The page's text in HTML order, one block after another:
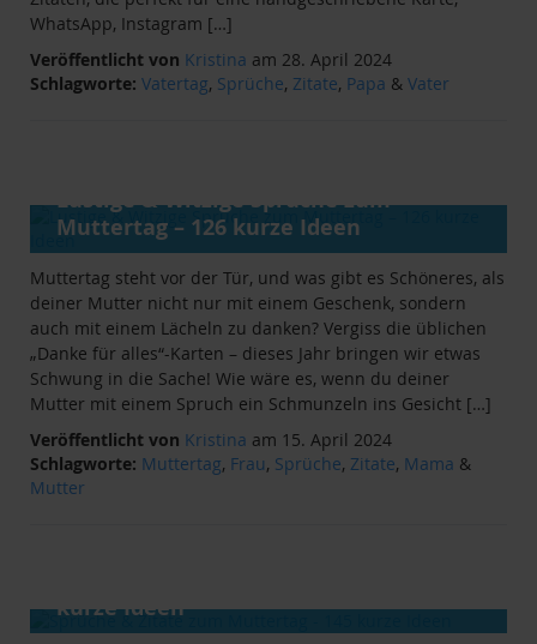
WhatsApp, Instagram […]
Veröffentlicht von Kristina am 28. April 2024
Schlagworte: Vatertag, Sprüche, Zitate, Papa & Vater
Lustige & Witzige Sprüche zum
Muttertag – 126 kurze Ideen
Muttertag steht vor der Tür, und was gibt es Schöneres, als
deiner Mutter nicht nur mit einem Geschenk, sondern
auch mit einem Lächeln zu danken? Vergiss die üblichen
„Danke für alles“-Karten – dieses Jahr bringen wir etwas
Schwung in die Sache! Wie wäre es, wenn du deiner
Mutter mit einem Spruch ein Schmunzeln ins Gesicht […]
Veröffentlicht von Kristina am 15. April 2024
Schlagworte: Muttertag, Frau, Sprüche, Zitate, Mama &
Mutter
kurze Ideen